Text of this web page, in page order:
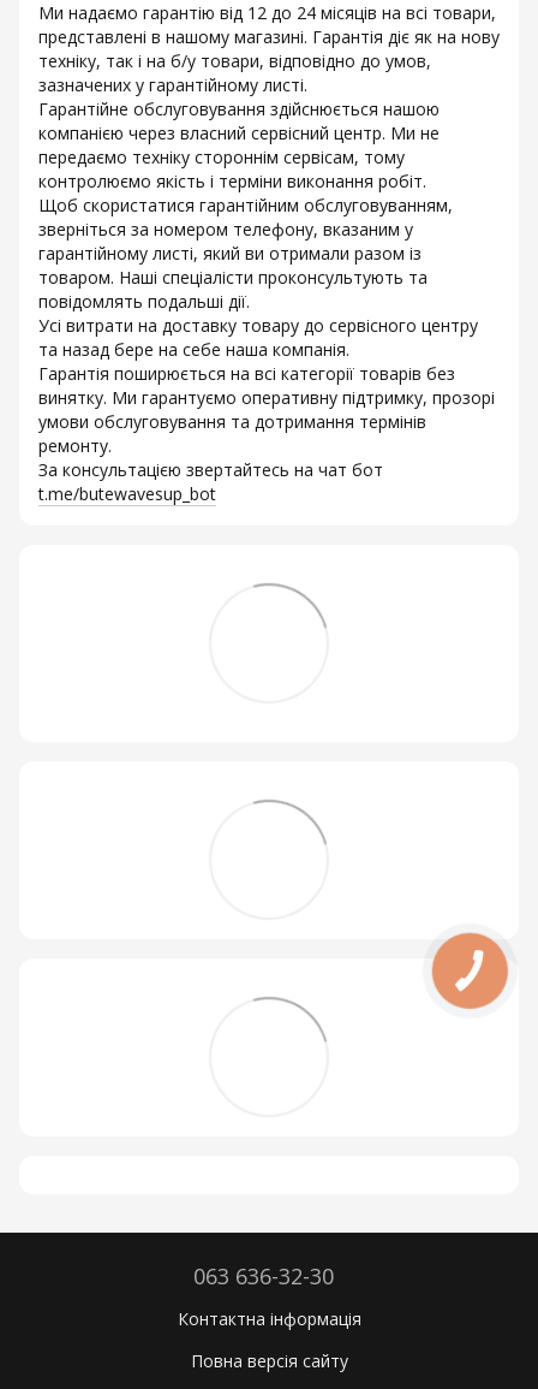
Ми надаємо гарантію від 12 до 24 місяців на всі товари,
представлені в нашому магазині. Гарантія діє як на нову
техніку, так і на б/у товари, відповідно до умов,
зазначених у гарантійному листі.
Гарантійне обслуговування здійснюється нашою
компанією через власний сервісний центр. Ми не
передаємо техніку стороннім сервісам, тому
контролюємо якість і терміни виконання робіт.
Щоб скористатися гарантійним обслуговуванням,
зверніться за номером телефону, вказаним у
гарантійному листі, який ви отримали разом із
товаром. Наші спеціалісти проконсультують та
повідомлять подальші дії.
Усі витрати на доставку товару до сервісного центру
та назад бере на себе наша компанія.
Гарантія поширюється на всі категорії товарів без
винятку. Ми гарантуємо оперативну підтримку, прозорі
умови обслуговування та дотримання термінів
ремонту.
За консультацією звертайтесь на чат бот
t.me/butewavesup_bot
063 636-32-30
Контактна інформація
Повна версія сайту